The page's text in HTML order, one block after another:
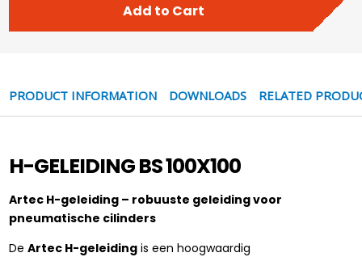
Add to Cart
PRODUCT INFORMATION DOWNLOADS RELATED
H-GELEIDING BS 100X100
Artec H-geleiding – robuuste geleiding voor
pneumatische cilinders
DeArtec H-geleiding is een hoogwaardig